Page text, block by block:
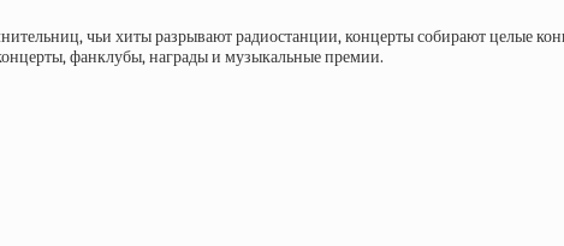
чьи хиты разрывают радиостанции, концерты собирают целые
фанклубы, награды и музыкальные премии.